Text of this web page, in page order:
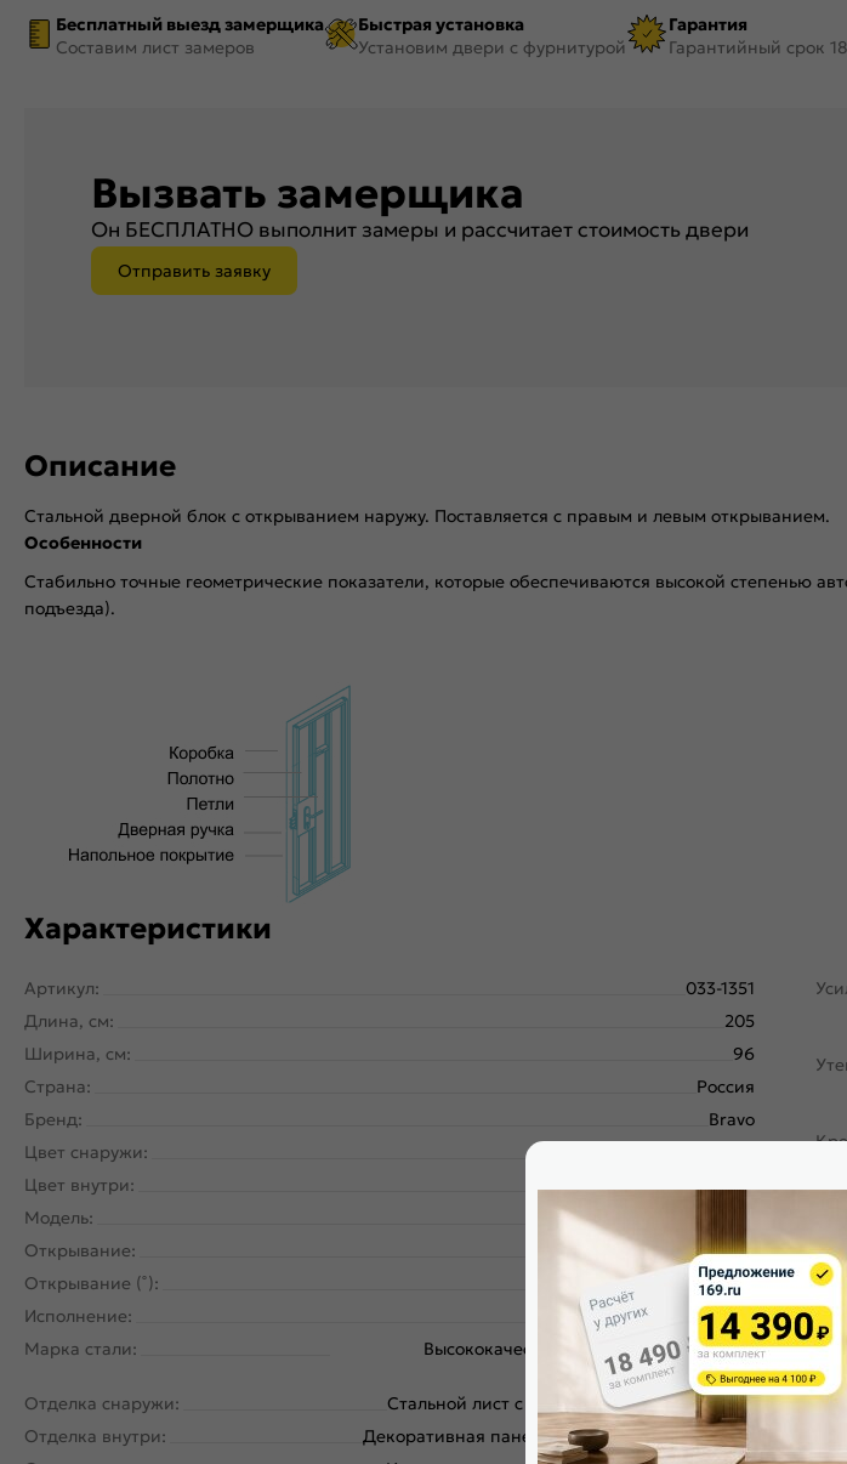
Бесплатный выезд замерщика
Составим лист замеров
Быстрая установка
Установим двери с фурнитурой
Гарантия
Гарантийный срок
Вызвать замерщика
Он БЕСПЛАТНО выполнит замеры и рассчитает стоимость двери
Отправить заявку
Описание
Стальной дверной блок с открыванием наружу. Поставляется с правым и левым открыванием.
Особенности
Стабильно точные геометрические показатели, которые обеспечиваются высокой степенью
подъезда).
Характеристики
Артикул:
033-1351
Длина, см:
205
Ширина, см:
96
Страна:
Россия
Бренд:
Bravo
Цвет снаружи:
Цвет внутри:
Casablanca
Модель:
Открывание:
Левое
Открывание (˚):
180
Исполнение:
Металл-панель
Марка стали:
Высококачественная конструкционная
углеродистая сталь (08пс).
Отделка снаружи:
Стальной лист с декоративным тиснением.
Отделка внутри:
Декоративная панель типа Skin Doors. Винил.